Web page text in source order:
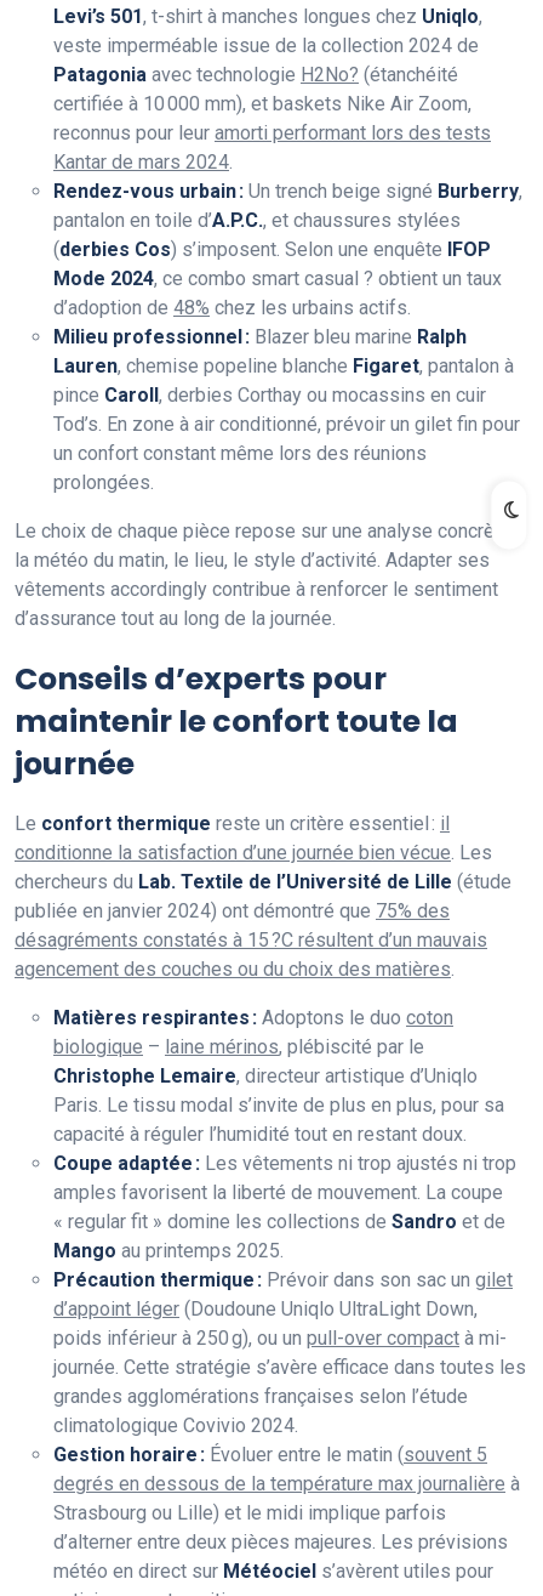
Levi’s 501, t-shirt à manches longues chez Uniqlo,
veste imperméable issue de la collection 2024 de
Patagonia avec technologie H2No? (étanchéité
certifiée à 10 000 mm), et baskets Nike Air Zoom,
reconnus pour leur amorti performant lors des tests
Kantar de mars 2024
Rendez-vous urbain : Un trench beige signé Burberry,
pantalon en toile d’A.P.C., et chaussures stylées
(derbies Cos) s’imposent. Selon une enquête IFOP
Mode 2024, ce combo smart casual ? obtient un taux
d’adoption de 48% chez les urbains actifs.
Milieu professionnel : Blazer bleu marine Ralph
Lauren, chemise popeline blanche Figaret, pantalon à
pince Caroll, derbies Corthay ou mocassins en cuir
Tod’s. En zone à air conditionné, prévoir un gilet fin pour
un confort constant même lors des réunions
prolongées.
Le choix de chaque pièce repose sur une analyse concrète :
la météo du matin, le lieu, le style d’activité. Adapter ses
vêtements accordingly contribue à renforcer le sentiment
d’assurance tout au long de la journée.
Conseils d’experts pour
maintenir le confort toute la
journée
Le confort thermique reste un critère essentiel : il
conditionne la satisfaction d’une journée bien vécue . Les
chercheurs du Lab. Textile de l’Université de Lille (étude
publiée en janvier 2024) ont démontré que 75% des
désagréments constatés à 15 ?C résultent d’un mauvais
agencement des couches ou du choix des matières
Matières respirantes : Adoptons le duo coton
biologique – laine mérinos, plébiscité par le
Christophe Lemaire, directeur artistique d’Uniqlo
Paris. Le tissu modal s’invite de plus en plus, pour sa
capacité à réguler l’humidité tout en restant doux.
Coupe adaptée : Les vêtements ni trop ajustés ni trop
amples favorisent la liberté de mouvement. La coupe
« regular fit » domine les collections de Sandro et de
Mango au printemps 2025.
Précaution thermique : Prévoir dans son sac un gilet
d’appoint léger (Doudoune Uniqlo UltraLight Down,
poids inférieur à 250 g), ou un pull-over compact à mi-
journée. Cette stratégie s’avère efficace dans toutes les
grandes agglomérations françaises selon l’étude
climatologique Covivio 2024.
Gestion horaire : Évoluer entre le matin (souvent 5
degrés en dessous de la température max journalière à
Strasbourg ou Lille) et le midi implique parfois
d’alterner entre deux pièces majeures. Les prévisions
météo en direct sur Météociel s’avèrent utiles pour